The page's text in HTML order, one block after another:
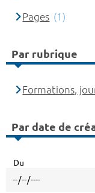
Pages (1)
Par rubrique
Formations,
Par date de
Du